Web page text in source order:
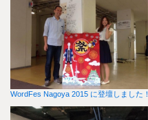
WordFes Nagoya 2015 に登壇しました！